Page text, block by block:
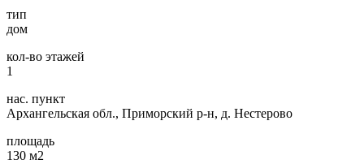
тип
дом
кол-во этажей
1
нас. пункт
Архангельская обл., Приморский р-н, д. Нестерово
площадь
130 м2